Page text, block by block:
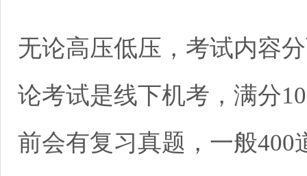
无论高压低压，考试内容
论考试是线下机考，满分
前会有复习真题，一般400